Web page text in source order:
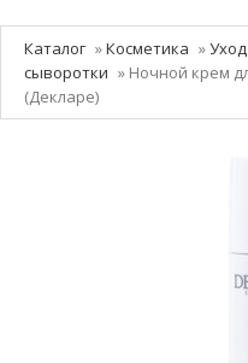
Детям и мамам
Косметика
Маникюр и педикюр
Каталог »Косметика »
сыворотки » Ночной крем
(Декларе)